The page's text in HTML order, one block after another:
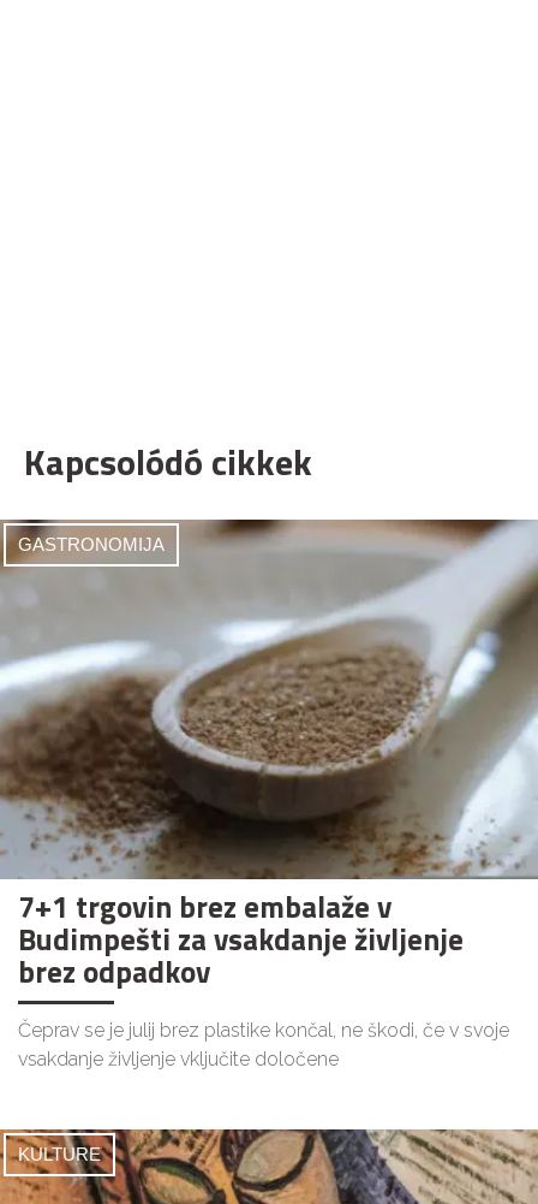
Kapcsolódó cikkek
GASTRONOMIJA
7+1 trgovin brez embalaže v
Budimpešti za vsakdanje življenje
brez odpadkov
Čeprav se je julij brez plastike končal, ne škodi, če v svoje
vsakdanje življenje vključite določene
KULTURE